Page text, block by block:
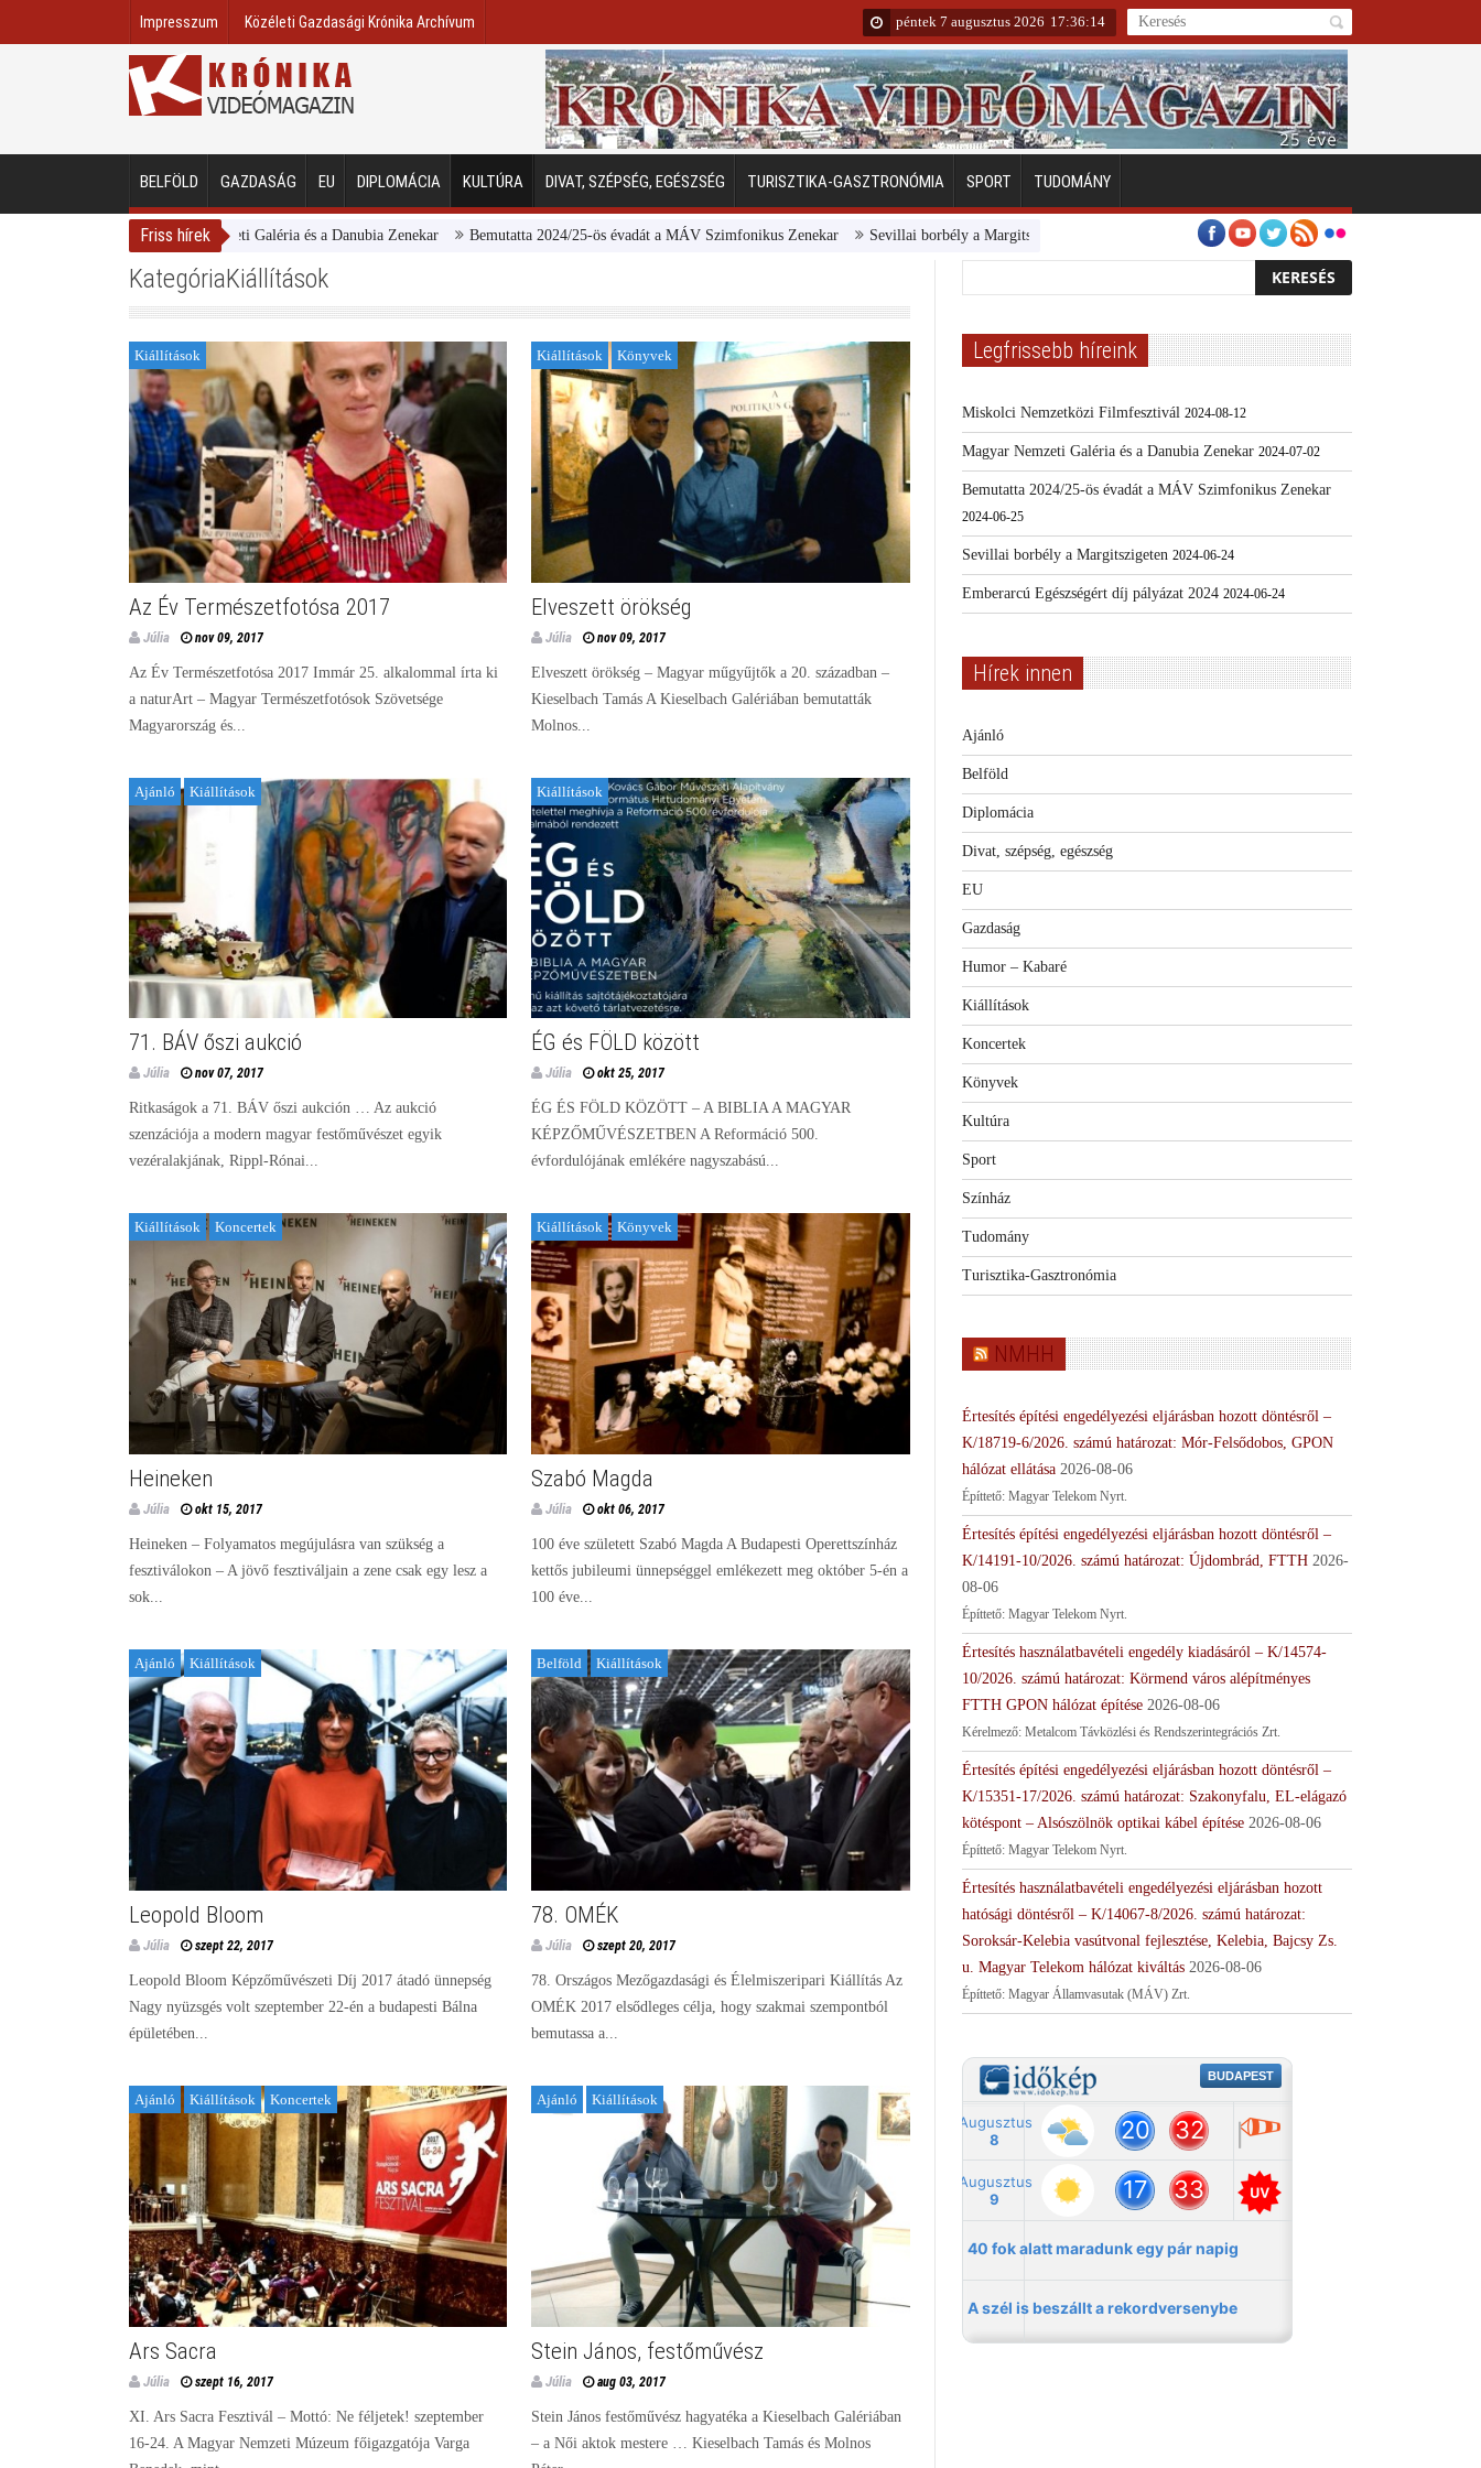
Impresszum Közéleti Gazdasági Krónika Archívum péntek 7 augusztus 2026 17:36:15
BELFÖLD GAZDASÁG EU DIPLOMÁCIA KULTÚRA DIVAT, SZÉPSÉG, EGÉSZSÉG TURISZTIKA-GASZTRONÓMIA SPORT TUDOMÁNY
Friss hírek
Magyar Nemzeti Galéria és a Danubia Zenekar Bemutatta 2024/25-ös évadát a MÁV Szimfonikus Zenekar Sevillai borbély a Margitszigeten Emberarcú Egészségért díj pályázat 2024 Kertész/Kópiák
KategóriaKiállítások
Kiállítások
Az Év Természetfotósa 2017
Júlia nov 09, 2017
Az Év Természetfotósa 2017 Immár 25. alkalommal írta ki
a naturArt – Magyar Természetfotósok Szövetsége
Magyarország és...
Kiállítások Könyvek
Elveszett örökség
Júlia nov 09, 2017
Elveszett örökség – Magyar műgyűjtők a 20. században –
Kieselbach Tamás A Kieselbach Galériában bemutatták
Molnos...
Ajánló Kiállítások
71. BÁV őszi aukció
Júlia nov 07, 2017
Ritkaságok a 71. BÁV őszi aukción … Az aukció
szenzációja a modern magyar festőművészet egyik
vezéralakjának, Rippl-Rónai...
Kiállítások
ÉG és FÖLD között
Júlia okt 25, 2017
ÉG ÉS FÖLD KÖZÖTT – A BIBLIA A MAGYAR
KÉPZŐMŰVÉSZETBEN A Reformáció 500.
évfordulójának emlékére nagyszabású...
Kiállítások Koncertek
Heineken
Júlia okt 15, 2017
Heineken – Folyamatos megújulásra van szükség a
fesztiválokon – A jövő fesztiváljain a zene csak egy lesz a
sok...
Kiállítások Könyvek
Szabó Magda
Júlia okt 06, 2017
100 éve született Szabó Magda A Budapesti Operettszínház
kettős jubileumi ünnepséggel emlékezett meg október 5-én a
100 éve...
Ajánló Kiállítások
Leopold Bloom
Júlia szept 22, 2017
Leopold Bloom Képzőművészeti Díj 2017 átadó ünnepség
Nagy nyüzsgés volt szeptember 22-én a budapesti Bálna
épületében...
Belföld Kiállítások
78. OMÉK
Júlia szept 20, 2017
78. Országos Mezőgazdasági és Élelmiszeripari Kiállítás Az
OMÉK 2017 elsődleges célja, hogy szakmai szempontból
bemutassa a...
Ajánló Kiállítások Koncertek
Ars Sacra
Júlia szept 16, 2017
XI. Ars Sacra Fesztivál – Mottó: Ne féljetek! szeptember
16-24. A Magyar Nemzeti Múzeum főigazgatója Varga
Ajánló Kiállítások
Stein János, festőművész
Júlia aug 03, 2017
Stein János festőművész hagyatéka a Kieselbach Galériában
– a Női aktok mestere … Kieselbach Tamás és Molnos
Legfrissebb híreink
Miskolci Nemzetközi Filmfesztivál 2024-08-12
Magyar Nemzeti Galéria és a Danubia Zenekar 2024-07-02
Bemutatta 2024/25-ös évadát a MÁV Szimfonikus Zenekar
2024-06-25
Sevillai borbély a Margitszigeten 2024-06-24
Emberarcú Egészségért díj pályázat 2024 2024-06-24
Hírek innen
Ajánló
Belföld
Diplomácia
Divat, szépség, egészség
EU
Gazdaság
Humor – Kabaré
Kiállítások
Koncertek
Könyvek
Kultúra
Sport
Színház
Tudomány
Turisztika-Gasztronómia
NMHH
Értesítés építési engedélyezési eljárásban hozott döntésről –
K/18719-6/2026. számú határozat: Mór-Felsődobos, GPON
hálózat ellátása 2026-08-06
Építtető: Magyar Telekom Nyrt.
Értesítés építési engedélyezési eljárásban hozott döntésről –
K/14191-10/2026. számú határozat: Újdombrád, FTTH 2026-
08-06
Építtető: Magyar Telekom Nyrt.
Értesítés használatbavételi engedély kiadásáról – K/14574-
10/2026. számú határozat: Körmend város alépítményes
FTTH GPON hálózat építése 2026-08-06
Kérelmező: Metalcom Távközlési és Rendszerintegrációs Zrt.
Értesítés építési engedélyezési eljárásban hozott döntésről –
K/15351-17/2026. számú határozat: Szakonyfalu, EL-elágazó
kötéspont – Alsószölnök optikai kábel építése 2026-08-06
Építtető: Magyar Telekom Nyrt.
Értesítés használatbavételi engedélyezési eljárásban hozott
hatósági döntésről – K/14067-8/2026. számú határozat:
Soroksár-Kelebia vasútvonal fejlesztése, Kelebia, Bajcsy Zs.
u. Magyar Telekom hálózat kiváltás 2026-08-06
Építtető: Magyar Államvasutak (MÁV) Zrt.